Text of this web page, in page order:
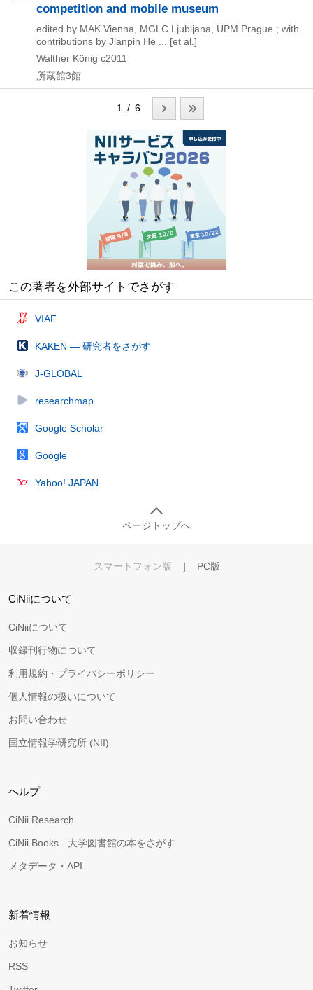
competition and mobile museum
edited by MAK Vienna, MGLC Ljubljana, UPM Prague ; with
contributions by Jianpin He ... [et al.]
Walther König c2011
所蔵館3館
1 / 6
この著者を外部サイトでさがす
VIAF
KAKEN — 研究者をさがす
J-GLOBAL
researchmap
Google Scholar
Google
Yahoo! JAPAN
ページトップへ
スマートフォン版 | PC版
CiNiiについて
CiNiiについて
収録刊行物について
利用規約・プライバシーポリシー
個人情報の扱いについて
お問い合わせ
国立情報学研究所 (NII)
ヘルプ
CiNii Research
CiNii Books - 大学図書館の本をさがす
メタデータ・API
新着情報
お知らせ
RSS